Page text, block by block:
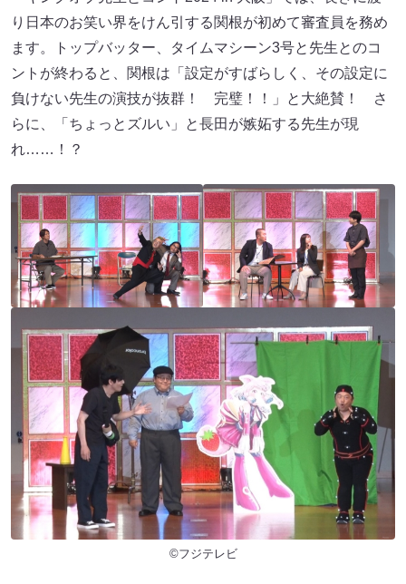
り日本のお笑い界をけん引する関根が初めて審査員を務め
ます。トップバッター、タイムマシーン3号と先生とのコ
ントが終わると、関根は「設定がすばらしく、その設定に
負けない先生の演技が抜群！ 完璧！！」と大絶賛！ さ
らに、「ちょっとズルい」と長田が嫉妬する先生が現
れ……！？
©フジテレビ